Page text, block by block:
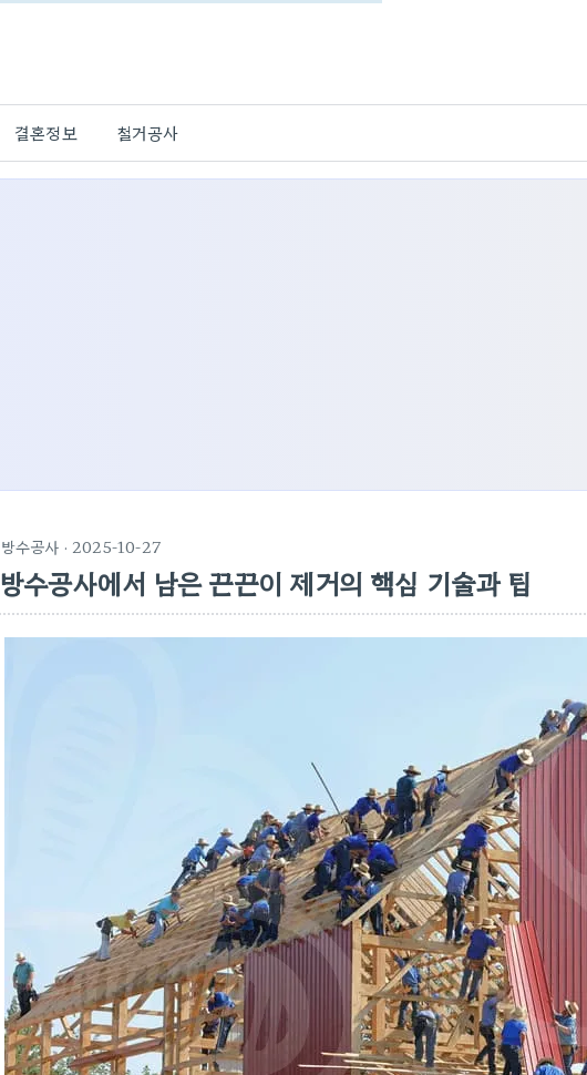
결혼정보 철거공사
방수공사 · 2025-10-27
방수공사에서 남은 끈끈이 제거의 핵심 기술과 팁